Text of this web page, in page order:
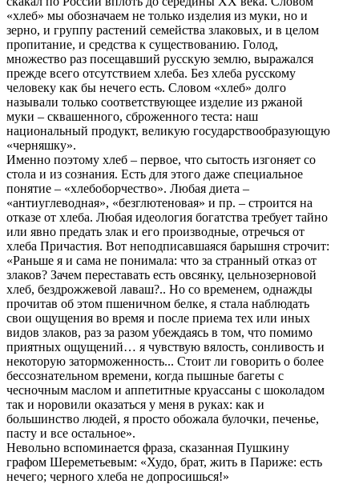
«хлеб» мы обозначаем не только изделия из муки, но и
зерно, и группу растений семейства злаковых, и в целом
пропитание, и средства к существованию. Голод,
множество раз посещавший русскую землю, выражался
прежде всего отсутствием хлеба. Без хлеба русскому
человеку как бы нечего есть. Словом «хлеб» долго
называли только соответствующее изделие из ржаной
муки – сквашенного, сброженного теста: наш
национальный продукт, великую государствообразующую
«черняшку».
Именно поэтому хлеб – первое, что сытость изгоняет со
стола и из сознания. Есть для этого даже специальное
понятие – «хлебоборчество». Любая диета –
«антиуглеводная», «безглютеновая» и пр. – строится на
отказе от хлеба. Любая идеология богатства требует тайно
или явно предать злак и его производные, отречься от
хлеба Причастия. Вот неподписавшаяся барышня строчит:
«Раньше я и сама не понимала: что за странный отказ от
злаков? Зачем переставать есть овсянку, цельнозерновой
хлеб, бездрожжевой лаваш?.. Но со временем, однажды
прочитав об этом пшеничном белке, я стала наблюдать
свои ощущения во время и после приема тех или иных
видов злаков, раз за разом убеждаясь в том, что помимо
приятных ощущений… я чувствую вялость, сонливость и
некоторую заторможенность... Стоит ли говорить о более
бессознательном времени, когда пышные багеты с
чесночным маслом и аппетитные круассаны с шоколадом
так и норовили оказаться у меня в руках: как и
большинство людей, я просто обожала булочки, печенье,
пасту и все остальное».
Невольно вспоминается фраза, сказанная Пушкину
графом Шереметьевым: «Худо, брат, жить в Париже: есть
нечего; черного хлеба не допросишься!»